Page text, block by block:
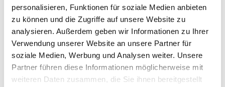
personalisieren, Funktionen für soziale Medien anbieten
zu können und die Zugriffe auf unsere Website zu
analysieren. Außerdem geben wir Informationen zu Ihrer
Verwendung unserer Website an unsere Partner für
soziale Medien, Werbung und Analysen weiter. Unsere
Partner führen diese Informationen möglicherweise mit
weiteren Daten zusammen, die Sie ihnen bereitgestellt
Lohn- & Gehaltsabrechnungen
Abrechnungen in der Baubranche
Lohnsteueranmeldungen
Krankenkassenmeldungen
Erstattungsanträge
Anträge & Bescheinigungen
Erstellen der Überweisungsträger